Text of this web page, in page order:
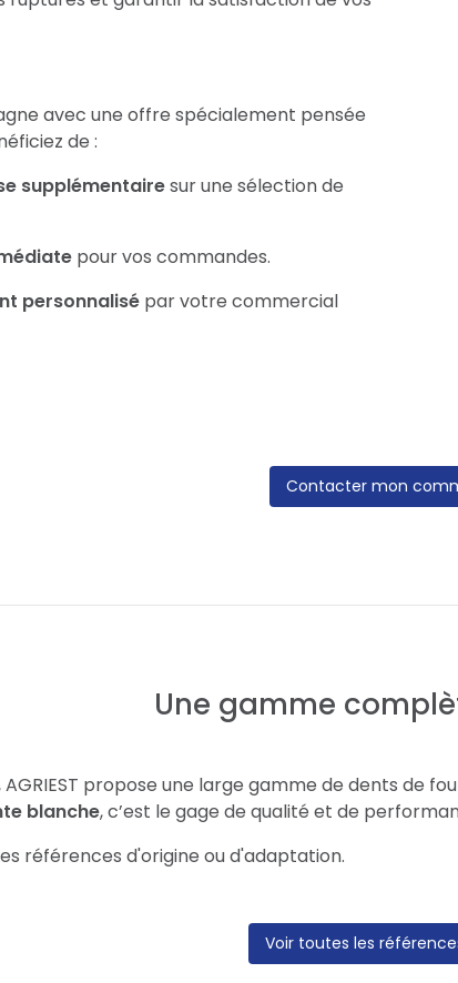
avec une offre spécialement pensée
de :
supplémentairesur une sélection de
pour vos commandes.
personnalisé par votre commercial
Contacter mon
Une gamme
propose une large gamme de dents de
blanche, c’est le gage de qualité et de
références d'origine ou d'adaptation.
Voir toutes les